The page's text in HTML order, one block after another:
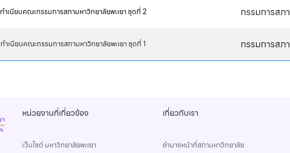
ทำเนียบคณะกรรมการสภามหาวิทยาลัยพะเยา ชุดที่ 2 กรรมการสภา
ทำเนียบคณะกรรมการสภามหาวิทยาลัยพะเยา ชุดที่ 1 กรรมการสภา
หน่วยงานที่เกี่ยวข้อง
เว็บไซต์ มหาวิทยาลัยพะเยา
เกี่ยวกับเรา
อำนาจหน้าที่สภามหาวิทยาลัย